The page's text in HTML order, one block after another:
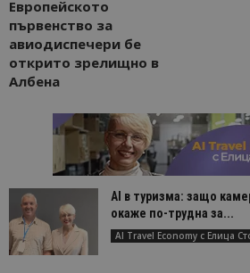
Европейското
първенство за
авиодиспечери бе
открито зрелищно в
Албена
AI в туризма: защо
окаже по-трудна за...
AI Travel Economy с Елица